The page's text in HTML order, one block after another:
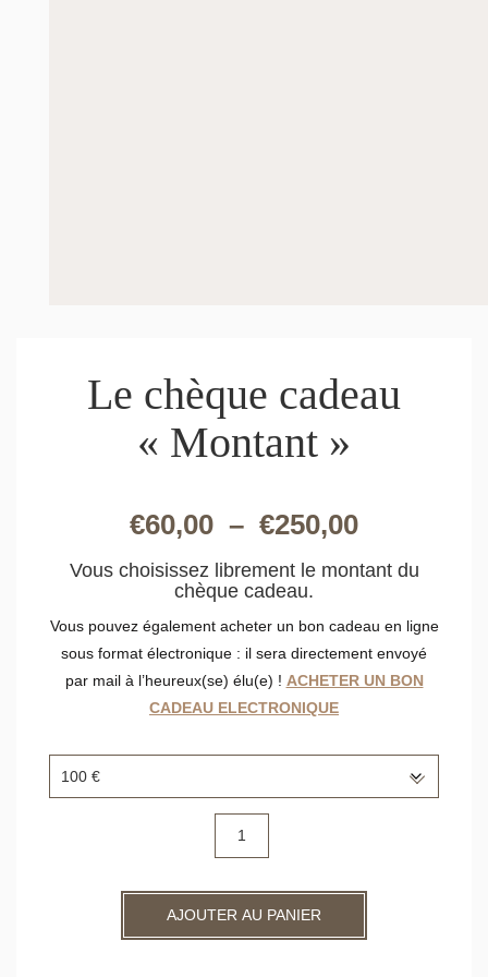
Le chèque cadeau
« Montant »
€60,00 – €250,00Plage
de
prix :
€60,00
€250,00
Vous choisissez librement le montant du
chèque cadeau.
Vous pouvez également acheter un bon cadeau en ligne
sous format électronique : il sera directement envoyé
par mail à l’heureux(se) élu(e) ! ACHETER UN BON
CADEAU ELECTRONIQUE
Le
"Montant"
AJOUTER AU PANIER